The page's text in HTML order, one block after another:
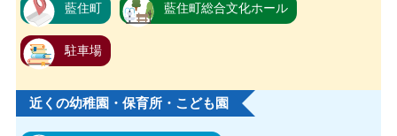
藍住町 藍住町総合文化ホール
駐車場
近くの幼稚園・保育所・こども園